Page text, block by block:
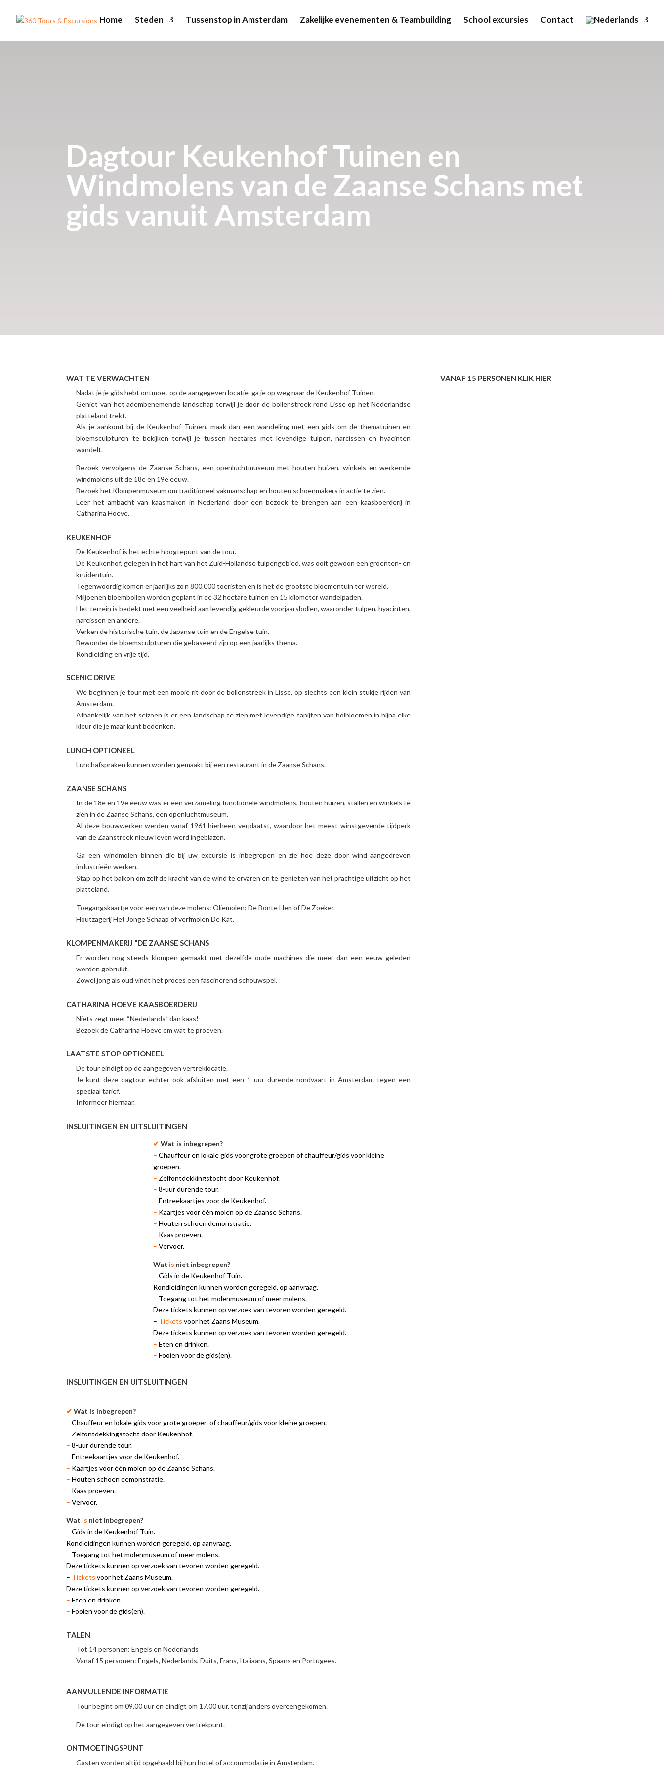
Home Steden Tussenstop in Amsterdam Zakelijke evenementen & Teambuilding School excursies Contact
Dagtour Keukenhof Tuinen en
Windmolens van de Zaanse Schans met
gids vanuit Amsterdam
WAT TE VERWACHTEN
Nadat je je gids hebt ontmoet op de aangegeven locatie, ga je op weg naar de Keukenhof Tuinen.
Geniet van het adembenemende landschap terwijl je door de bollenstreek rond Lisse op het Nederlandse
platteland trekt.
Als je aankomt bij de Keukenhof Tuinen, maak dan een wandeling met een gids om de thematuinen en
bloemsculpturen te bekijken terwijl je tussen hectares met levendige tulpen, narcissen en hyacinten
wandelt.
Bezoek vervolgens de Zaanse Schans, een openluchtmuseum met houten huizen, winkels en werkende
windmolens uit de 18e en 19e eeuw.
Bezoek het Klompenmuseum om traditioneel vakmanschap en houten schoenmakers in actie te zien.
Leer het ambacht van kaasmaken in Nederland door een bezoek te brengen aan een kaasboerderij in
Catharina Hoeve.
KEUKENHOF
De Keukenhof is het echte hoogtepunt van de tour.
De Keukenhof, gelegen in het hart van het Zuid-Hollandse tulpengebied, was ooit gewoon een groenten- en
kruidentuin.
Tegenwoordig komen er jaarlijks zo’n 800.000 toeristen en is het de grootste bloementuin ter wereld.
Miljoenen bloembollen worden geplant in de 32 hectare tuinen en 15 kilometer wandelpaden.
Het terrein is bedekt met een veelheid aan levendig gekleurde voorjaarsbollen, waaronder tulpen, hyacinten,
narcissen en andere.
Verken de historische tuin, de Japanse tuin en de Engelse tuin.
Bewonder de bloemsculpturen die gebaseerd zijn op een jaarlijks thema.
Rondleiding en vrije tijd.
SCENIC DRIVE
We beginnen je tour met een mooie rit door de bollenstreek in Lisse, op slechts een klein stukje rijden van
Amsterdam.
Afhankelijk van het seizoen is er een landschap te zien met levendige tapijten van bolbloemen in bijna elke
kleur die je maar kunt bedenken.
LUNCH OPTIONEEL
Lunchafspraken kunnen worden gemaakt bij een restaurant in de Zaanse Schans.
ZAANSE SCHANS
In de 18e en 19e eeuw was er een verzameling functionele windmolens, houten huizen, stallen en winkels te
zien in de Zaanse Schans, een openluchtmuseum.
Al deze bouwwerken werden vanaf 1961 hierheen verplaatst, waardoor het meest winstgevende tijdperk
van de Zaanstreek nieuw leven werd ingeblazen.
Ga een windmolen binnen die bij uw excursie is inbegrepen en zie hoe deze door wind aangedreven
industrieën werken.
Stap op het balkon om zelf de kracht van de wind te ervaren en te genieten van het prachtige uitzicht op het
platteland.
Toegangskaartje voor een van deze molens: Oliemolen: De Bonte Hen of De Zoeker.
Houtzagerij Het Jonge Schaap of verfmolen De Kat.
KLOMPENMAKERIJ “DE ZAANSE SCHANS
Er worden nog steeds klompen gemaakt met dezelfde oude machines die meer dan een eeuw geleden
werden gebruikt.
Zowel jong als oud vindt het proces een fascinerend schouwspel.
CATHARINA HOEVE KAASBOERDERIJ
Niets zegt meer “Nederlands” dan kaas!
Bezoek de Catharina Hoeve om wat te proeven.
LAATSTE STOP OPTIONEEL
De tour eindigt op de aangegeven vertreklocatie.
Je kunt deze dagtour echter ook afsluiten met een 1 uur durende rondvaart in Amsterdam tegen een
speciaal tarief.
Informeer hiernaar.
INSLUITINGEN EN UITSLUITINGEN
✔ Wat is inbegrepen?
– Chauffeur en lokale gids voor grote groepen of chauffeur/gids voor kleine
groepen.
– Zelfontdekkingstocht door Keukenhof.
– 8-uur durende tour.
– Entreekaartjes voor de Keukenhof.
– Kaartjes voor één molen op de Zaanse Schans.
– Houten schoen demonstratie.
– Kaas proeven.
– Vervoer.
Wat is niet inbegrepen?
– Gids in de Keukenhof Tuin.
Rondleidingen kunnen worden geregeld, op aanvraag.
– Toegang tot het molenmuseum of meer molens.
Deze tickets kunnen op verzoek van tevoren worden geregeld.
– Tickets voor het Zaans Museum.
Deze tickets kunnen op verzoek van tevoren worden geregeld.
– Eten en drinken.
– Fooien voor de gids(en).
INSLUITINGEN EN UITSLUITINGEN
✔ Wat is inbegrepen?
– Chauffeur en lokale gids voor grote groepen of chauffeur/gids voor kleine groepen.
– Zelfontdekkingstocht door Keukenhof.
– 8-uur durende tour.
– Entreekaartjes voor de Keukenhof.
– Kaartjes voor één molen op de Zaanse Schans.
– Houten schoen demonstratie.
– Kaas proeven.
– Vervoer.
Wat is niet inbegrepen?
– Gids in de Keukenhof Tuin.
Rondleidingen kunnen worden geregeld, op aanvraag.
– Toegang tot het molenmuseum of meer molens.
Deze tickets kunnen op verzoek van tevoren worden geregeld.
– Tickets voor het Zaans Museum.
Deze tickets kunnen op verzoek van tevoren worden geregeld.
– Eten en drinken.
– Fooien voor de gids(en).
TALEN
Tot 14 personen: Engels en Nederlands
Vanaf 15 personen: Engels, Nederlands, Duits, Frans, Italiaans, Spaans en Portugees.
AANVULLENDE INFORMATIE
Tour begint om 09.00 uur en eindigt om 17.00 uur, tenzij anders overeengekomen.
De tour eindigt op het aangegeven vertrekpunt.
ONTMOETINGSPUNT
Gasten worden altijd opgehaald bij hun hotel of accommodatie in Amsterdam.
VANAF 15 PERSONEN KLIK HIER